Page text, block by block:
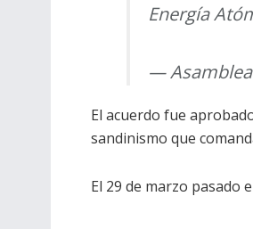
Energía
—
El acuerdo fue
sandinismo que
El 29 de marzo pasado